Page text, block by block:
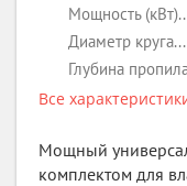
Мощность (кВт)
Диаметр круга
Глубина
Все
Мощный
комплектом для